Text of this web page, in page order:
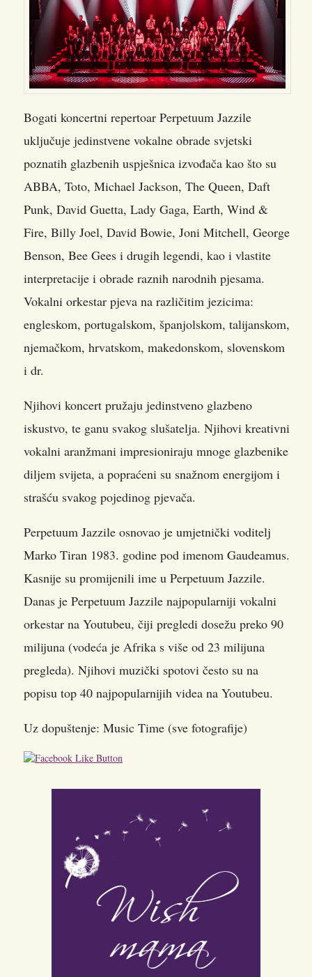
Bogati koncertni repertoar Perpetuum Jazzile
uključuje jedinstvene vokalne obrade svjetski
poznatih glazbenih uspješnica izvođača kao što su
ABBA, Toto, Michael Jackson, The Queen, Daft
Punk, David Guetta, Lady Gaga, Earth, Wind &
Fire, Billy Joel, David Bowie, Joni Mitchell, George
Benson, Bee Gees i drugih legendi, kao i vlastite
interpretacije i obrade raznih narodnih pjesama.
Vokalni orkestar pjeva na različitim jezicima:
engleskom, portugalskom, španjolskom, talijanskom,
njemačkom, hrvatskom, makedonskom, slovenskom
i dr.
Njihovi koncert pružaju jedinstveno glazbeno
iskustvo, te ganu svakog slušatelja. Njihovi kreativni
vokalni aranžmani impresioniraju mnoge glazbenike
diljem svijeta, a popraćeni su snažnom energijom i
strašću svakog pojedinog pjevača.
Perpetuum Jazzile osnovao je umjetnički voditelj
Marko Tiran 1983. godine pod imenom Gaudeamus.
Kasnije su promijenili ime u Perpetuum Jazzile.
Danas je Perpetuum Jazzile najpopularniji vokalni
orkestar na Youtubeu, čiji pregledi dosežu preko 90
milijuna (vodeća je Afrika s više od 23 milijuna
pregleda). Njihovi muzički spotovi često su na
popisu top 40 najpopularnijih videa na Youtubeu.
Uz dopuštenje: Music Time (sve fotografije)